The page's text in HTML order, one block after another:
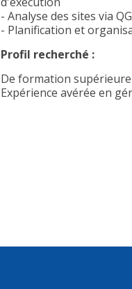
- Analyse des sites via
- Planification et
Profil recherché :
De formation
Expérience avérée en